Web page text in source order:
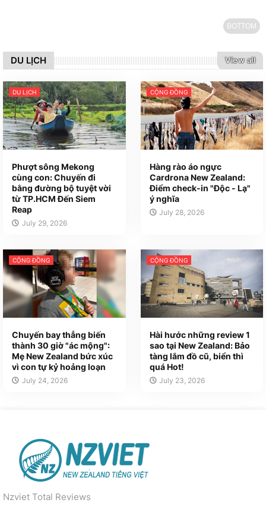
BOTTOM
DU LỊCH View all
DU LỊCH
Phượt sông Mekong
cùng con: Chuyến đi
bằng đường bộ tuyệt vời
từ TP.HCM Đến Siem
Reap
July 29, 2026
CỘNG ĐỒNG
Hàng rào áo ngực
Cardrona New Zealand:
Điểm check-in "Độc - Lạ"
ý nghĩa
July 28, 2026
CỘNG ĐỒNG
Chuyến bay thẳng biến
thành 30 giờ "ác mộng":
Mẹ New Zealand bức xúc
vì con tự kỷ hoảng loạn
July 24, 2026
CỘNG ĐỒNG
Hài hước những review 1
sao tại New Zealand: Bảo
tàng lắm đồ cũ, biển thì
quá Hot!
July 23, 2026
Nzviet Total Reviews